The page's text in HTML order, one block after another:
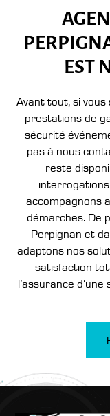
EST
Avant tout, si vous
prestations de
sécurité
pas à nous
reste
interrogations
accompagnons
démarches. De
Perpignan et
adaptons nos
satisfaction
l’assurance